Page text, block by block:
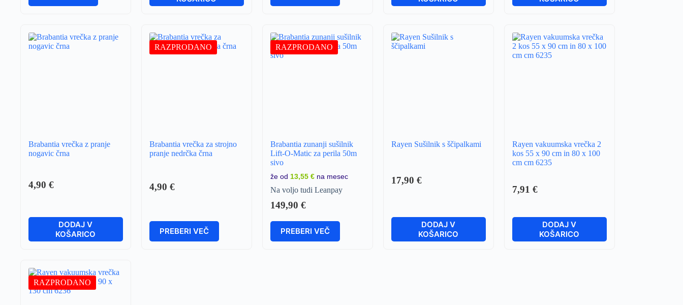
Brabantia vrečka z pranje
nogavic črna
4,90 €
DODAJ V
KOŠARICO
RAZPRODANO
Brabantia vrečka za strojno
pranje nedrčka črna
4,90 €
PREBERI VEČ
RAZPRODANO
Brabantia zunanji sušilnik
Lift-O-Matic za perila 50m
sivo
že od 13,55 €na mesec
Na voljo tudi Leanpay
149,90 €
PREBERI VEČ
Rayen Sušilnik s ščipalkami
17,90 €
DODAJ V
KOŠARICO
Rayen vakuumska vrečka 2
kos 55 x 90 cm in 80 x 100
cm cm 6235
7,91 €
DODAJ V
KOŠARICO
RAZPRODANO